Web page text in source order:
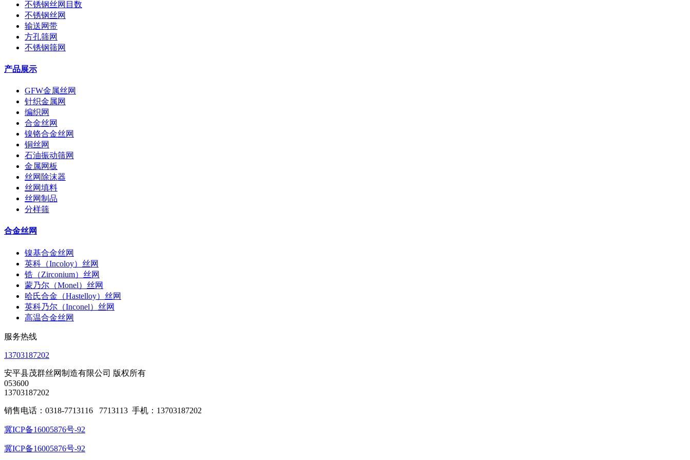
不锈钢丝网目数
不锈钢丝网
输送网带
方孔筛网
不锈钢筛网
产品展示
GFW金属丝网
针织金属网
编织网
合金丝网
镍铬合金丝网
铜丝网
石油振动筛网
金属网板
丝网除沫器
丝网填料
丝网制品
分样筛
合金丝网
镍基合金丝网
英科（Incoloy）丝网
锆（Zirconium）丝网
蒙乃尔（Monel）丝网
哈氏合金（Hastelloy）丝网
英科乃尔（Inconel）丝网
高温合金丝网
服务热线
13703187202
安平县茂群丝网制造有限公司 版权所有
053600
13703187202
销售电话：0318-7713116 7713113 手机：13703187202
冀ICP备16005876号-92
冀ICP备16005876号-92